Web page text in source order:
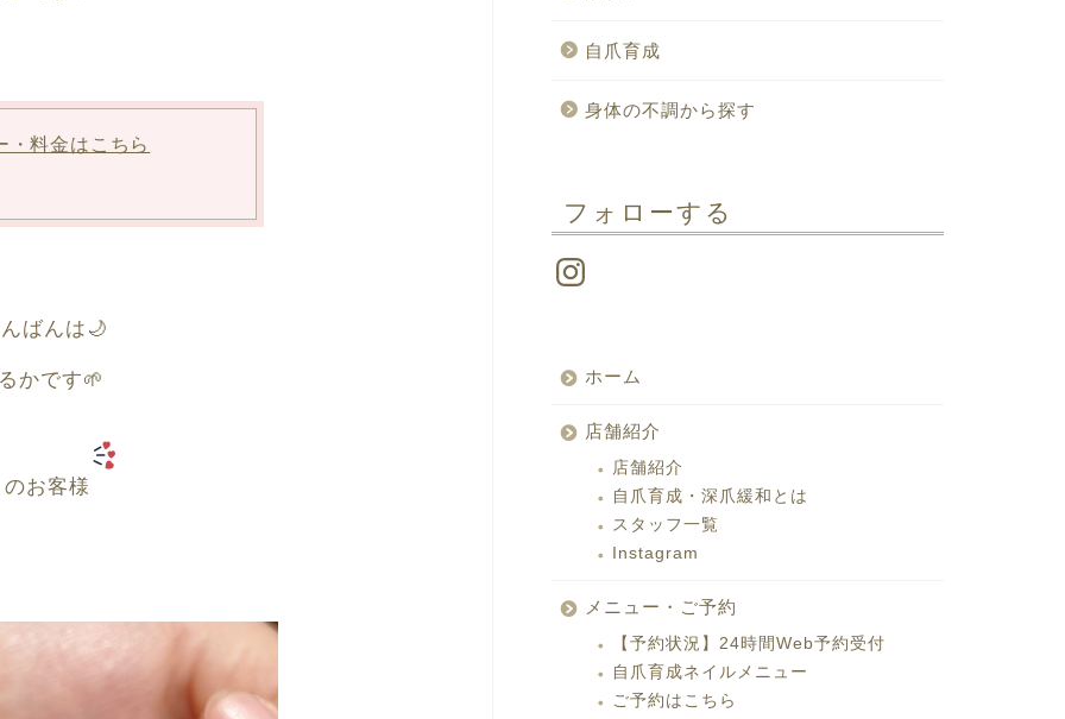
・料金はこちら
ばんは🌙
かです🌱
お客様
自爪育成
身体の不調から探す
フォローする
ホーム
店舗紹介
店舗紹介
自爪育成・深爪緩和とは
スタッフ一覧
Instagram
メニュー・ご予約
【予約状況】24時間Web予約受付
自爪育成ネイルメニュー
ご予約はこちら